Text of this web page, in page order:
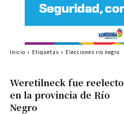
Weretilneck fue reelecto
en la provincia de Río
Negro
Inicio Etiquetas Elecciones rio negro